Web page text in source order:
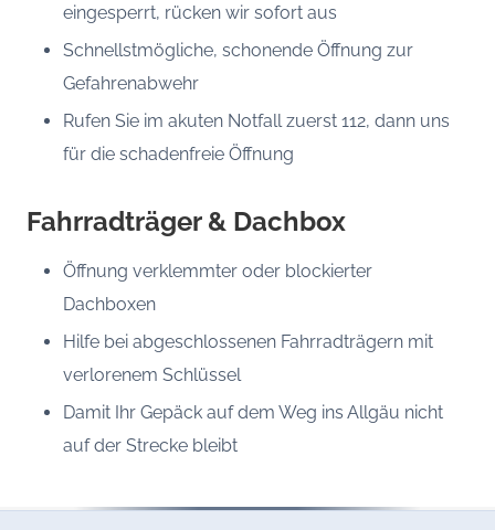
eingesperrt, rücken wir sofort aus
Schnellstmögliche, schonende Öffnung zur
Gefahrenabwehr
Rufen Sie im akuten Notfall zuerst 112, dann uns
für die schadenfreie Öffnung
Fahrradträger & Dachbox
Öffnung verklemmter oder blockierter
Dachboxen
Hilfe bei abgeschlossenen Fahrradträgern mit
verlorenem Schlüssel
Damit Ihr Gepäck auf dem Weg ins Allgäu nicht
auf der Strecke bleibt